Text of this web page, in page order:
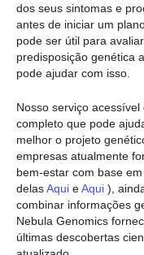
dos seus sintomas e
antes de iniciar um
pode ser útil para
predisposição genética
pode ajudar com isso.
Nosso serviço
completo que pode
melhor o projeto
empresas atualmente
bem-estar com base
delasAqui eAqui ),
combinar informações
Nebula Genomics
últimas descobertas